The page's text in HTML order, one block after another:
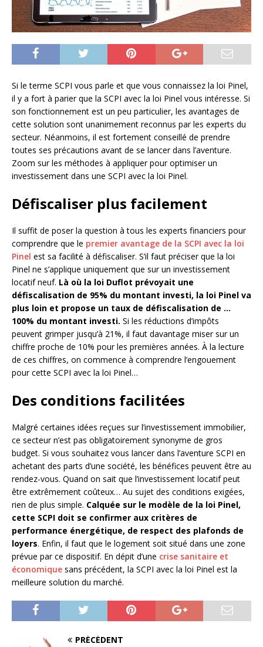
Si le terme SCPI vous parle et que vous connaissez la loi Pinel,
il y a fort à parier que la SCPI avec la loi Pinel vous intéresse. Si
son fonctionnement est un peu particulier, les avantages de
cette solution sont unanimement reconnus par les experts du
secteur. Néanmoins, il est fortement conseillé de prendre
toutes ses précautions avant de se lancer dans l’aventure.
Zoom sur les méthodes à appliquer pour optimiser un
investissement dans une SCPI avec la loi Pinel.
Défiscaliser plus facilement
Il suffit de poser la question à tous les experts financiers pour
comprendre que le premier avantage de la SCPI avec la loi
Pinel est sa facilité à défiscaliser. S’il faut préciser que la loi
Pinel ne s’applique uniquement que sur un investissement
locatif neuf. Là où la loi Duflot prévoyait une
défiscalisation de 95% du montant investi, la loi Pinel va
plus loin et propose un taux de défiscalisation de …
100% du montant investi. Si les réductions d’impôts
peuvent grimper jusqu’à 21%, il faut davantage miser sur un
chiffre proche de 10% pour les premières années. À la lecture
de ces chiffres, on commence à comprendre l’engouement
pour cette SCPI avec la loi Pinel…
Des conditions facilitées
Malgré certaines idées reçues sur l’investissement immobilier,
ce secteur n’est pas obligatoirement synonyme de gros
budget. Si vous souhaitez vous lancer dans l’aventure SCPI en
achetant des parts d’une société, les bénéfices peuvent être au
rendez-vous. Quand on sait que l’investissement locatif peut
être extrêmement coûteux… Au sujet des conditions exigées,
rien de plus simple. Calquée sur le modèle de la loi Pinel,
cette SCPI doit se confirmer aux critères de
performance énergétique, de respect des plafonds de
loyers. Enfin, il faut que le logement soit situé dans une zone
prévue par ce dispositif. En dépit d’une crise sanitaire et
économique sans précédent, la SCPI avec la loi Pinel est la
meilleure solution du marché.
PRÉCÉDENT